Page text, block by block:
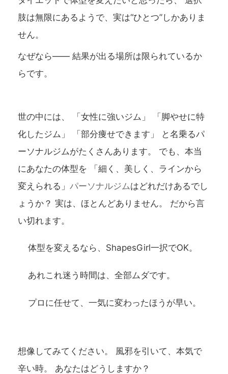
肢は無限にあるようで、実は“ひとつ”しかありま
せん。
なぜなら―― 結果が出る場所は限られているか
らです。
世の中には、 「女性に強いジム」 「脚やせに特
化したジム」 「部分痩せできます」 と名乗るパ
ーソナルジムがたくさんあります。 でも、本当
にあなたの体型を 「細く、美しく、ラインから
変えられる」パーソナルジムはどれだけあるでし
ょうか？ 実は、ほとんどありません。 だから言
い切れます。
体型を変えるなら、ShapesGirl一択でOK。
あれこれ迷う時間は、全部ムダです。
プロに任せて、一気に変わったほうが早い。
想像してみてください。 風邪を引いて、本気で
辛い時。 あなたはどうしますか？